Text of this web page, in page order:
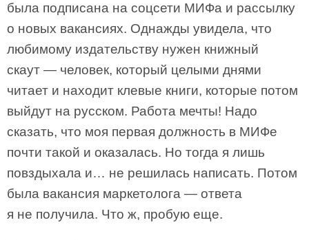
была подписана на соцсети МИФа и рассылку
о новых вакансиях. Однажды увидела, что
любимому издательству нужен книжный
скаут — человек, который целыми днями
читает и находит клевые книги, которые потом
выйдут на русском. Работа мечты! Надо
сказать, что моя первая должность в МИФе
почти такой и оказалась. Но тогда я лишь
повздыхала и… не решилась написать. Потом
была вакансия маркетолога — ответа
я не получила. Что ж, пробую еще.